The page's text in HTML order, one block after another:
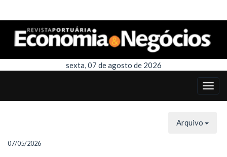
sexta, 07 de agosto de 2026
Arquivo
07/05/2026